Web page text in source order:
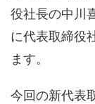
役社長の中川
に代表取締役
ます。
今回の新代表